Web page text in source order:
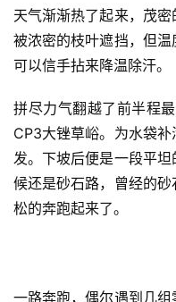
天气渐渐热了起来，茂
被浓密的枝叶遮挡，但
可以信手拈来降温除汗。
拼尽力气翻越了前半程
CP3大锉草峪。为水袋
发。下坡后便是一段平
候还是砂石路，曾经的
松的奔跑起来了。
一路奔跑，偶尔遇到几